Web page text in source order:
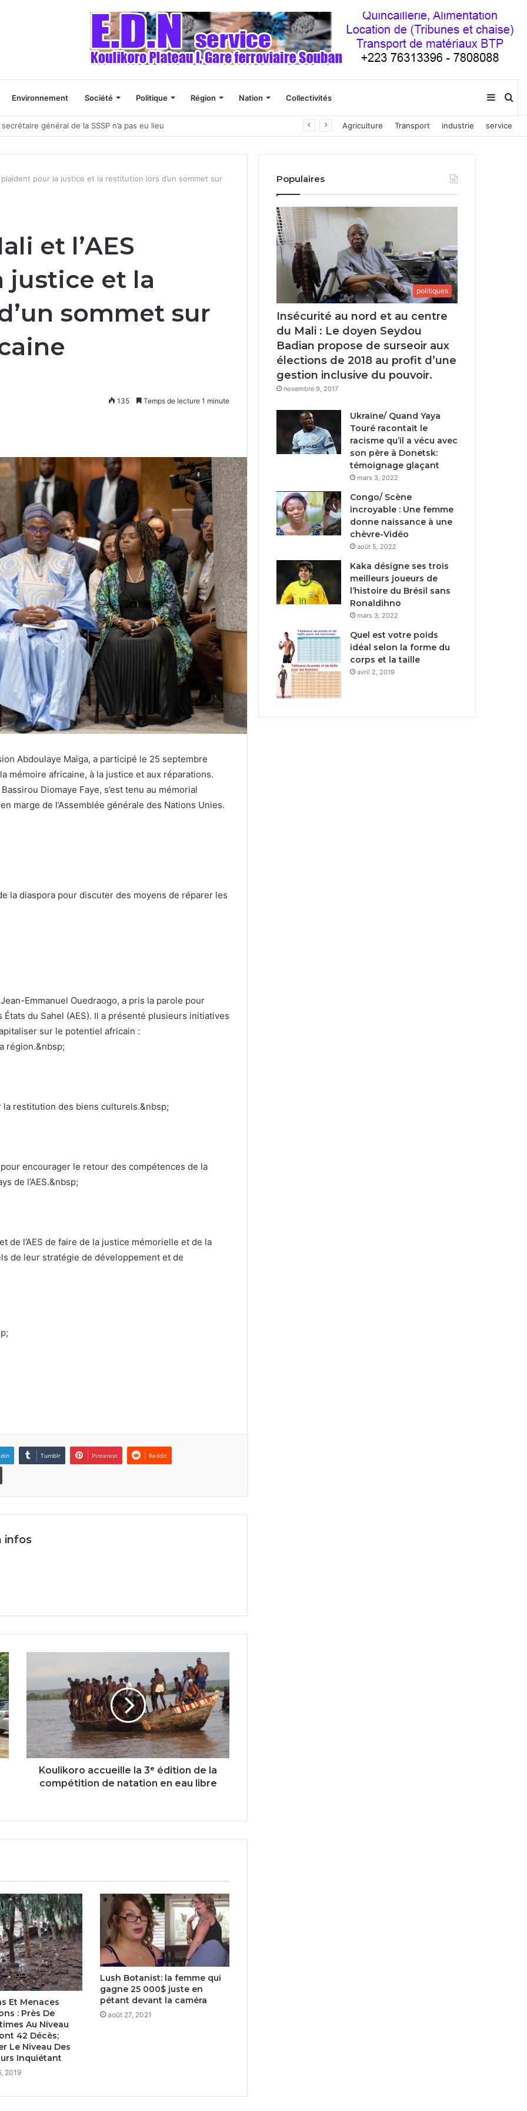
Environnement Société Politique Région Nation Collectivités
(barre
Agriculture Transport industrie service
plaident pour la justice et la restitution lors d’un sommet sur
et l’AES
justice et la
sommet sur
135 Temps de lecture 1 minute
Abdoulaye Maïga, a participé le 25 septembre
mémoire africaine, à la justice et aux réparations.
Diomaye Faye, s’est tenu au mémorial
marge de l’Assemblée générale des Nations Unies.
la diaspora pour discuter des moyens de réparer les
Emmanuel Ouedraogo, a pris la parole pour
du Sahel (AES). Il a présenté plusieurs initiatives
sur le potentiel africain :
région.&nbsp;
la restitution des biens culturels.&nbsp;
encourager le retour des compétences de la
de l’AES.&nbsp;
l’AES de faire de la justice mémorielle et de la
de leur stratégie de développement et de
Tumblr Pinterest Reddit
infos
Koulikoro accueille la 3ᵉ édition de la
compétition de natation en eau libre
Et Menaces
: Près De
Au Niveau
42 Décès;
Le Niveau Des
Inquiétant
2019
Lush Botanist: la femme qui
gagne 25 000$ juste en
pétant devant la caméra
août 27, 2021
Populaires
politiques
Insécurité au nord et au centre
du Mali : Le doyen Seydou
Badian propose de surseoir aux
élections de 2018 au profit d’une
gestion inclusive du pouvoir.
novembre 9, 2017
Ukraine/ Quand Yaya
Touré racontait le
racisme qu’il a vécu avec
son père à Donetsk:
témoignage glaçant
mars 3, 2022
Congo/ Scène
incroyable : Une femme
donne naissance à une
chèvre-Vidéo
août 5, 2022
Kaka désigne ses trois
meilleurs joueurs de
l’histoire du Brésil sans
Ronaldihno
mars 3, 2022
Quel est votre poids
idéal selon la forme du
corps et la taille
avril 2, 2019